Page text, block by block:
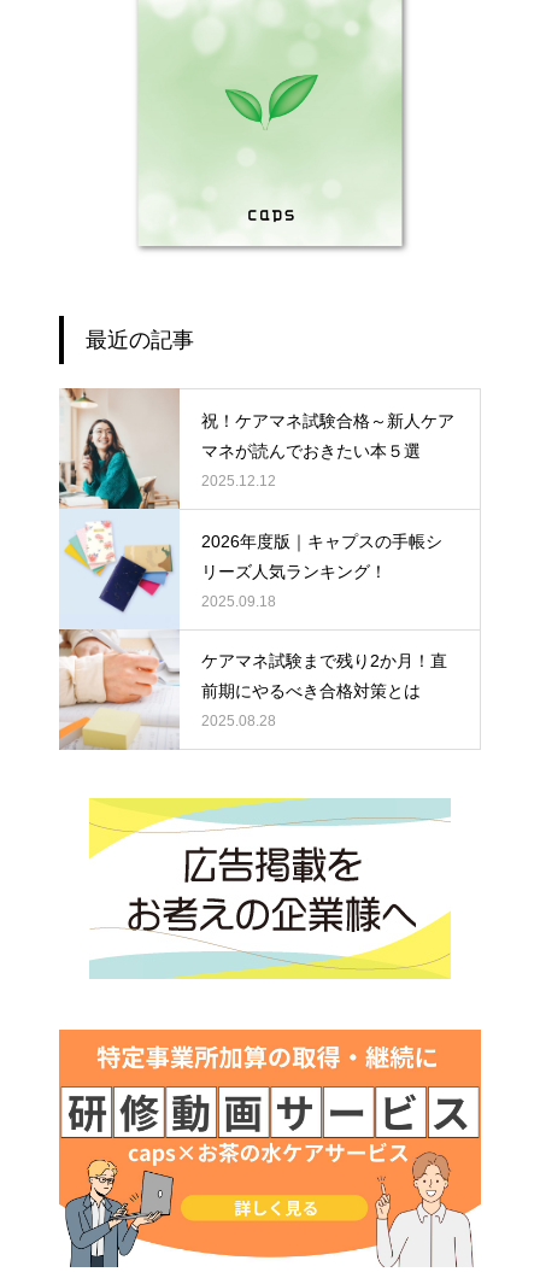
最近の記事
祝！ケアマネ試験合格～新人ケア
マネが読んでおきたい本５選
2025.12.12
2026年度版｜キャプスの手帳シ
リーズ人気ランキング！
2025.09.18
ケアマネ試験まで残り2か月！直
前期にやるべき合格対策とは
2025.08.28